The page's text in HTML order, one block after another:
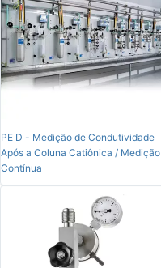
PE D - Medição de Condutividade
Após a Coluna Catiônica / Medição
Contínua